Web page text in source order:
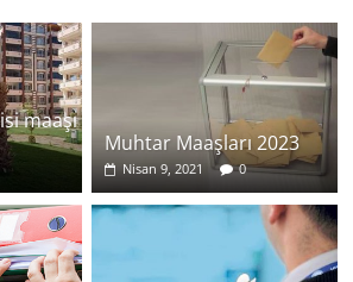
maaşı
Muhtar Maaşları 2023
Nisan 9, 2021 0